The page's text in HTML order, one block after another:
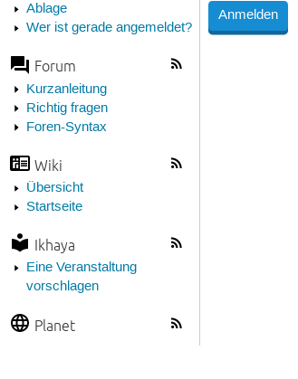
Ablage
Wer ist gerade angemeldet?
Forum
Kurzanleitung
Richtig fragen
Foren-Syntax
Wiki
Übersicht
Startseite
Ikhaya
Eine Veranstaltung
vorschlagen
Planet